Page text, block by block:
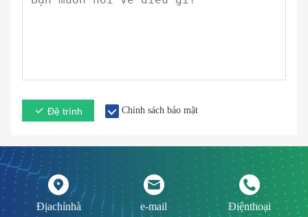
Đệ trình Chính sách bảo mật
Địachỉnhà e-mail Điệnthoại